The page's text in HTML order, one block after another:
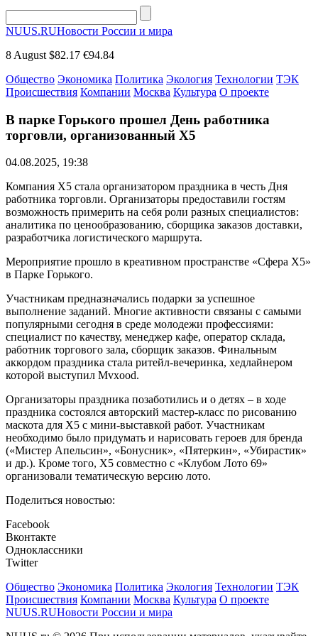
NUUS.RUНовости России и мира
8 August $82.17 €94.84
Общество Экономика Политика Экология Технологии ТЭК
Происшествия Компании Москва Культура О проекте
В парке Горького прошел День работника
торговли, организованный Х5
04.08.2025, 19:38
Компания Х5 стала организатором праздника в честь Дня
работника торговли. Организаторы предоставили гостям
возможность примерить на себя роли разных специалистов:
аналитика по ценообразованию, сборщика заказов доставки,
разработчика логистического маршрута.
Мероприятие прошло в креативном пространстве «Сфера X5»
в Парке Горького.
Участникам предназначались подарки за успешное
выполнение заданий. Многие активности связаны с самыми
популярными сегодня в среде молодежи профессиями:
специалист по качеству, менеджер кафе, оператор склада,
работник торгового зала, сборщик заказов. Финальным
аккордом праздника стала ритейл-вечеринка, хедлайнером
которой выступил Mvxood.
Организаторы праздника позаботились и о детях – в ходе
праздника состоялся авторский мастер-класс по рисованию
маскота для X5 с мини-выставкой работ. Участникам
необходимо было придумать и нарисовать героев для бренда
(«Мистер Апельсин», «Бонусник», «Пятеркин», «Убирастик»
и др.). Кроме того, Х5 совместно с «Клубом Лото 69»
организовали тематическую версию лото.
Поделиться новостью:
Facebook
Вконтакте
Одноклассники
Twitter
Общество Экономика Политика Экология Технологии ТЭК
Происшествия Компании Москва Культура О проекте
NUUS.RUНовости России и мира